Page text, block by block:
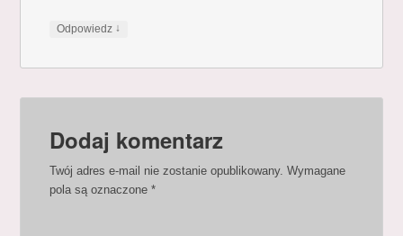
Odpowiedz ↓
Dodaj komentarz
Twój adres e-mail nie zostanie opublikowany. Wymagane
pola są oznaczone*